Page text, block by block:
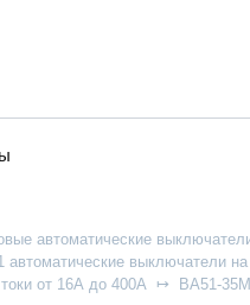
автоматические
автоматические выключатели
от 16А до 400А
ВА51-